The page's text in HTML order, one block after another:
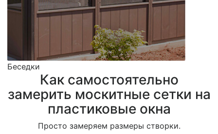
Беседки
Как самостоятельно
замерить москитные сетки на
пластиковые окна
Просто замеряем размеры створки.